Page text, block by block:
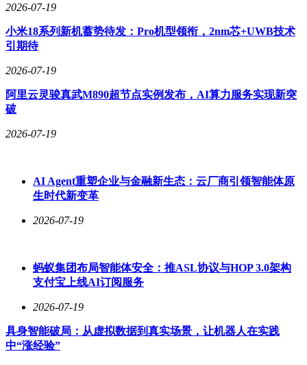
2026-07-19
小米18系列新机蓄势待发：Pro机型领衔，2nm芯+UWB技术
引期待
2026-07-19
阿里云灵骏真武M890超节点实例发布，AI算力服务实现新突
破
2026-07-19
AI Agent重塑企业与金融新生态：云厂商引领智能体原
生时代新变革
2026-07-19
蚂蚁集团布局智能体安全：推ASL协议与HOP 3.0架构
支付宝上线AI订阅服务
2026-07-19
具身智能破局：从虚拟数据到真实场景，让机器人在实践
中“涨经验”